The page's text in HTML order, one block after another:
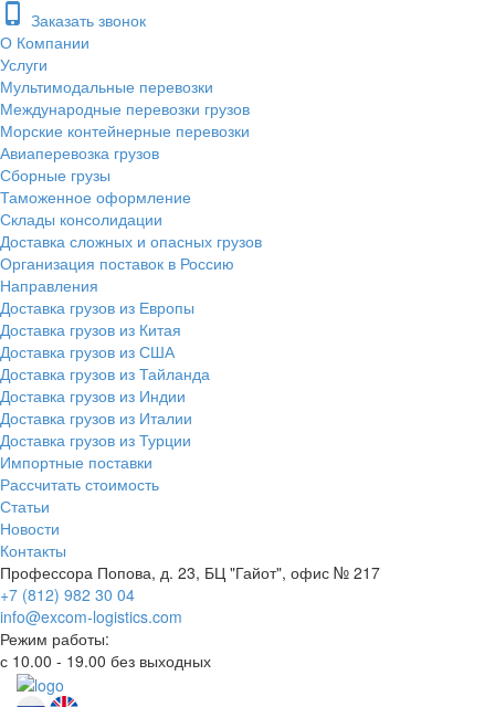
phone_iphone Заказать звонок
О Компании
Услуги
Мультимодальные перевозки
Международные перевозки грузов
Морские контейнерные перевозки
Авиаперевозка грузов
Сборные грузы
Таможенное оформление
Склады консолидации
Доставка сложных и опасных грузов
Организация поставок в Россию
Направления
Доставка грузов из Европы
Доставка грузов из Китая
Доставка грузов из США
Доставка грузов из Тайланда
Доставка грузов из Индии
Доставка грузов из Италии
Доставка грузов из Турции
Импортные поставки
Рассчитать стоимость
Статьи
Новости
Контакты
Профессора Попова, д. 23, БЦ "Гайот", офис № 217
+7 (812) 982 30 04
info@excom-logistics.com
Режим работы:
с 10.00 - 19.00 без выходных